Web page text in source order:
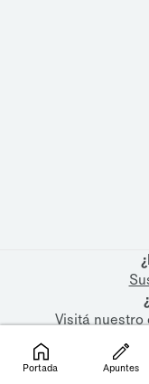
Visitá nuestro
Portada Apuntes